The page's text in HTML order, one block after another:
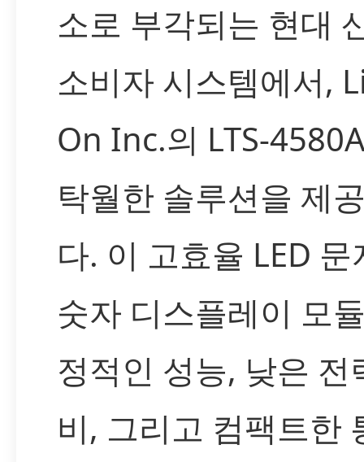
소로 부각되는 현대
소비자 시스템에서,
On Inc.의 LTS-
탁월한 솔루션을 제
다. 이 고효율 LED 문
숫자 디스플레이 모
정적인 성능, 낮은 전
비, 그리고 컴팩트한